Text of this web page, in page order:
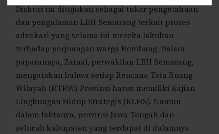
Diskusi ini ditujukan sebagai tukar pengetahuan
dan pengalaman LBH Semarang terkait proses
advokasi yang selama ini mereka lakukan
terhadap perjuangan warga Rembang. Dalam
paparannya, Zainal, perwakilan LBH Semarang,
mengatakan bahwa setiap Rencana Tata Ruang
Wilayah (RTRW) Provinsi harus memiliki Kajian
Lingkungan Hidup Strategis (KLHS). Namun
dalam faktanya, provinsi Jawa Tengah dan
seluruh kabupaten yang terdapat di dalamnya